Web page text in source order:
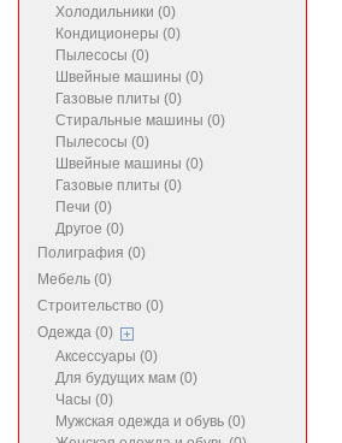
Холодильники (0)
Кондиционеры (0)
Пылесосы (0)
Швейные машины (0)
Газовые плиты (0)
Стиральные машины (0)
Пылесосы (0)
Швейные машины (0)
Газовые плиты (0)
Печи (0)
Другое (0)
Полиграфия (0)
Мебель (0)
Строительство (0)
Одежда (0)
Аксессуары (0)
Для будущих мам (0)
Часы (0)
Мужская одежда и обувь (0)